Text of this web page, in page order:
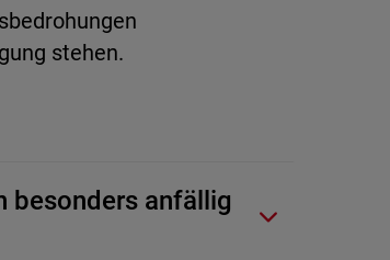
stehen.
besonders anfällig